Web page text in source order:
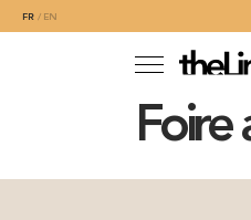
FR EN
Foire